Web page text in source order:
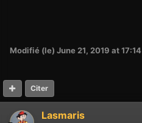
Modifié (le) June 21, 2019 at 17:14
Citer
Lasmaris